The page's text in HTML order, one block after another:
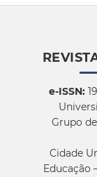
e-ISSN:
Grupo
Cidade
Educação